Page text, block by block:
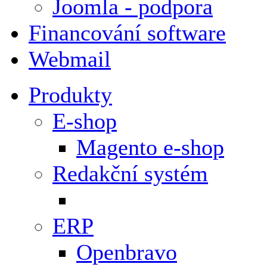
Joomla - podpora
Financování software
Webmail
Produkty
E-shop
Magento e-shop
Redakční systém
ERP
Openbravo